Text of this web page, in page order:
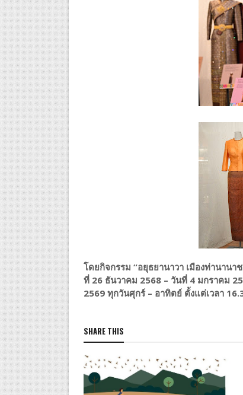
โดยกิจกรรม “อยุธยานาวา เมืองท่านานา
ที่ 26 ธันวาคม 2568 – วันที่ 4 มกราคม
2569 ทุกวันศุกร์ – อาทิตย์ ตั้งแต่เวลา
SHARE THIS